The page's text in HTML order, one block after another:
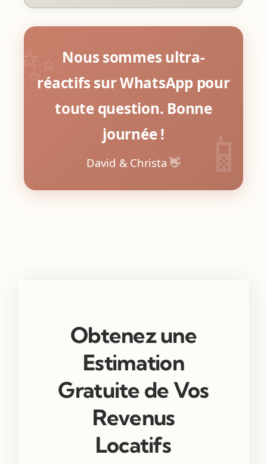
Nous sommes ultra-
réactifs sur WhatsApp pour
toute question. Bonne
journée !
David & Christa 👋
Obtenez une
Estimation
Gratuite de Vos
Revenus
Locatifs